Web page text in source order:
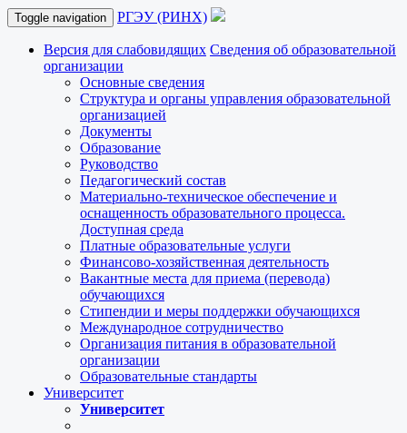
Toggle navigation РГЭУ (РИНХ)
Версия для слабовидящих Сведения об образовательной
организации
Основные сведения
Структура и органы управления образовательной
организацией
Документы
Образование
Руководство
Педагогический состав
Материально-техническое обеспечение и
оснащенность образовательного процесса.
Доступная среда
Платные образовательные услуги
Финансово-хозяйственная деятельность
Вакантные места для приема (перевода)
обучающихся
Стипендии и меры поддержки обучающихся
Международное сотрудничество
Организация питания в образовательной
организации
Образовательные стандарты
Университет
Университет